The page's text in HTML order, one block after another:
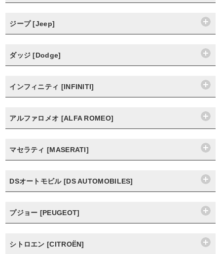
ジープ [Jeep]
ダッジ [Dodge]
インフィニティ [INFINITI]
アルファロメオ [ALFA ROMEO]
マセラティ [MASERATI]
DSオートモビル [DS AUTOMOBILES]
プジョー [PEUGEOT]
シトロエン [CITROËN]